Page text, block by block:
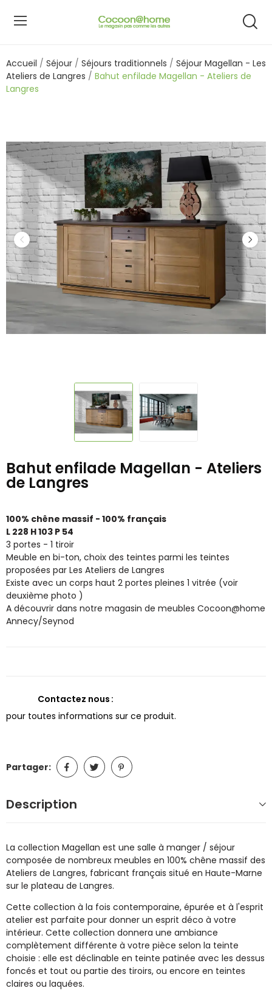
Accueil Séjour Séjours traditionnels
Séjour Magellan - Les
Ateliers de Langres
Bahut enfilade Magellan - Ateliers de
Langres
Bahut enfilade Magellan - Ateliers
de Langres
100% chêne massif - 100% français
L 228 H 103 P 54
3 portes - 1 tiroir
Meuble en bi-ton, choix des teintes parmi les teintes
proposées par Les Ateliers de Langres
Existe avec un corps haut 2 portes pleines 1 vitrée (voir
deuxième photo )
A découvrir dans notre magasin de meubles Cocoon@home
Annecy/Seynod
Contactez nous
pour toutes informations sur ce produit.
Partager:
Description
La collection Magellan est une salle à manger / séjour
composée de nombreux meubles en 100% chêne massif des
Ateliers de Langres, fabricant français situé en Haute-Marne
sur le plateau de Langres.
Cette collection à la fois contemporaine, épurée et à l'esprit
atelier est parfaite pour donner un esprit déco à votre
intérieur. Cette collection donnera une ambiance
complètement différente à votre pièce selon la teinte
choisie : elle est déclinable en teinte patinée avec les dessus
foncés et tout ou partie des tiroirs, ou encore en teintes
claires ou laquées.